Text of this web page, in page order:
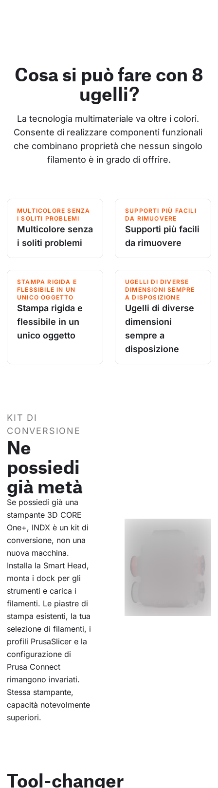
Cosa si può fare con 8
ugelli?
La tecnologia multimateriale va oltre i colori.
Consente di realizzare componenti funzionali
che combinano proprietà che nessun singolo
filamento è in grado di offrire.
MULTICOLORE SENZA
I SOLITI PROBLEMI
Multicolore senza
i soliti problemi
SUPPORTI PIÙ FACILI
DA RIMUOVERE
Supporti più facili
da rimuovere
STAMPA RIGIDA E
FLESSIBILE IN UN
UNICO OGGETTO
Stampa rigida e
flessibile in un
unico oggetto
UGELLI DI DIVERSE
DIMENSIONI SEMPRE
A DISPOSIZIONE
Ugelli di diverse
dimensioni
sempre a
disposizione
KIT DI
CONVERSIONE
Ne
possiedi
già metà
Se possiedi già una
stampante 3D CORE
One+, INDX è un kit di
conversione, non una
nuova macchina.
Installa la Smart Head,
monta i dock per gli
strumenti e carica i
filamenti. Le piastre di
stampa esistenti, la tua
selezione di filamenti, i
profili PrusaSlicer e la
configurazione di
Prusa Connect
rimangono invariati.
Stessa stampante,
capacità notevolmente
superiori.
Tool-changer